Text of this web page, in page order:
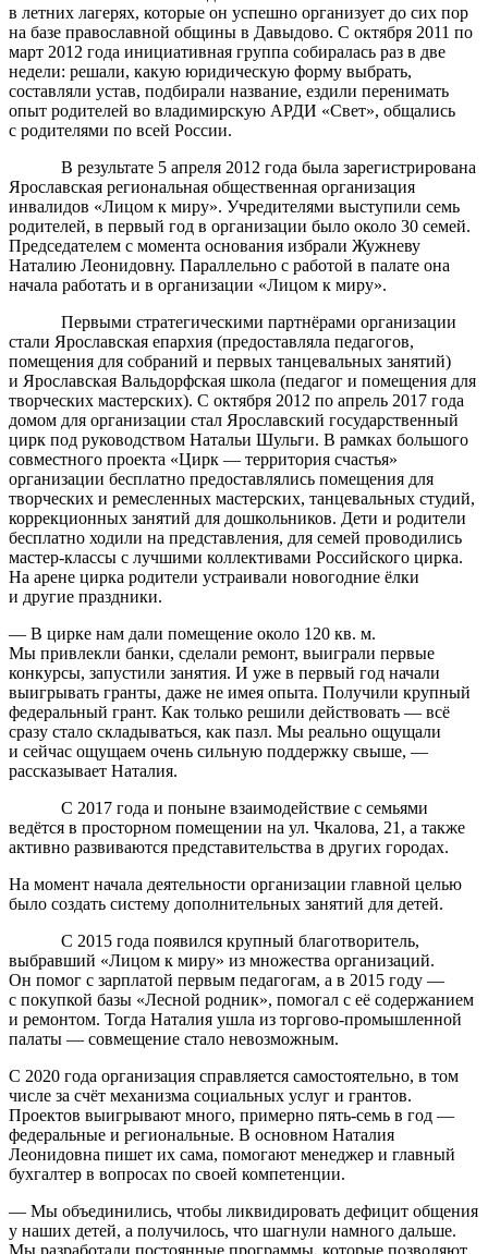
в летних лагерях, которые он успешно организует до сих пор
на базе православной общины в Давыдово. С октября 2011 по
март 2012 года инициативная группа собиралась раз в две
недели: решали, какую юридическую форму выбрать,
составляли устав, подбирали название, ездили перенимать
опыт родителей во владимирскую АРДИ «Свет», общались
с родителями по всей России.
В результате 5 апреля 2012 года была зарегистрирована
Ярославская региональная общественная организация
инвалидов «Лицом к миру». Учредителями выступили семь
родителей, в первый год в организации было около 30 семей.
Председателем с момента основания избрали Жужневу
Наталию Леонидовну. Параллельно с работой в палате она
начала работать и в организации «Лицом к миру».
Первыми стратегическими партнёрами организации
стали Ярославская епархия (предоставляла педагогов,
помещения для собраний и первых танцевальных занятий)
и Ярославская Вальдорфская школа (педагог и помещения для
творческих мастерских). С октября 2012 по апрель 2017 года
домом для организации стал Ярославский государственный
цирк под руководством Натальи Шульги. В рамках большого
совместного проекта «Цирк — территория счастья»
организации бесплатно предоставлялись помещения для
творческих и ремесленных мастерских, танцевальных студий,
коррекционных занятий для дошкольников. Дети и родители
бесплатно ходили на представления, для семей проводились
мастер-классы с лучшими коллективами Российского цирка.
На арене цирка родители устраивали новогодние ёлки
и другие праздники.
— В цирке нам дали помещение около 120 кв. м.
Мы привлекли банки, сделали ремонт, выиграли первые
конкурсы, запустили занятия. И уже в первый год начали
выигрывать гранты, даже не имея опыта. Получили крупный
федеральный грант. Как только решили действовать — всё
сразу стало складываться, как пазл. Мы реально ощущали
и сейчас ощущаем очень сильную поддержку свыше, —
рассказывает Наталия.
С 2017 года и поныне взаимодействие с семьями
ведётся в просторном помещении на ул. Чкалова, 21, а также
активно развиваются представительства в других городах.
На момент начала деятельности организации главной целью
было создать систему дополнительных занятий для детей.
С 2015 года появился крупный благотворитель,
выбравший «Лицом к миру» из множества организаций.
Он помог с зарплатой первым педагогам, а в 2015 году —
с покупкой базы «Лесной родник», помогал с её содержанием
и ремонтом. Тогда Наталия ушла из торгово-промышленной
палаты — совмещение стало невозможным.
С 2020 года организация справляется самостоятельно, в том
числе за счёт механизма социальных услуг и грантов.
Проектов выигрывают много, примерно пять-семь в год —
федеральные и региональные. В основном Наталия
Леонидовна пишет их сама, помогают менеджер и главный
бухгалтер в вопросах по своей компетенции.
— Мы объединились, чтобы ликвидировать дефицит общения
у наших детей, а получилось, что шагнули намного дальше.